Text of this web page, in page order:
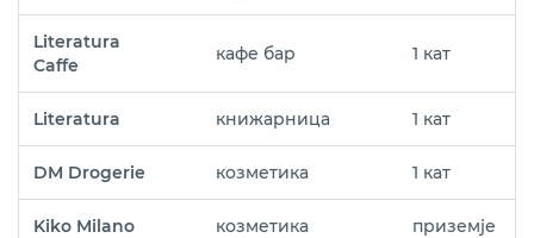
Literatura
Caffe
кафе бар 1 кат
Literatura книжарница 1 кат
DM Drogerie козметика 1 кат
Kiko Milano козметика приземје